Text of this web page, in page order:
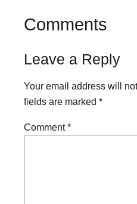
Comments
Leave a Reply
Your email address will
fields are marked *
Comment*